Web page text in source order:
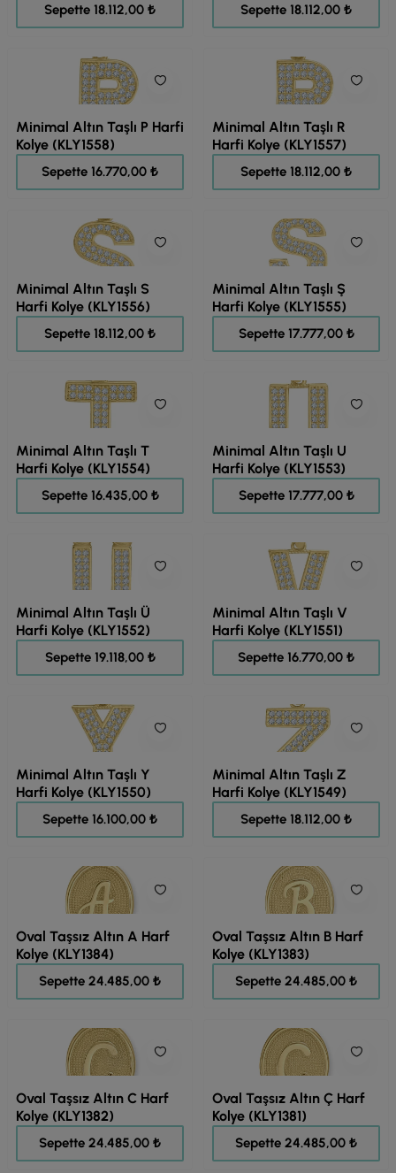
Sepette 18.112,00 ₺ Sepette 18.112,00 ₺
Minimal Altın Taşlı P Harfi
Kolye (KLY1558)
Sepette 16.770,00 ₺
Minimal Altın Taşlı R
Harfi Kolye (KLY1557)
Sepette 18.112,00 ₺
Minimal Altın Taşlı S
Harfi Kolye (KLY1556)
Sepette 18.112,00 ₺
Minimal Altın Taşlı Ş
Harfi Kolye (KLY1555)
Sepette 17.777,00 ₺
Minimal Altın Taşlı T
Harfi Kolye (KLY1554)
Sepette 16.435,00 ₺
Minimal Altın Taşlı U
Harfi Kolye (KLY1553)
Sepette 17.777,00 ₺
Minimal Altın Taşlı Ü
Harfi Kolye (KLY1552)
Sepette 19.118,00 ₺
Minimal Altın Taşlı V
Harfi Kolye (KLY1551)
Sepette 16.770,00 ₺
Minimal Altın Taşlı Y
Harfi Kolye (KLY1550)
Sepette 16.100,00 ₺
Minimal Altın Taşlı Z
Harfi Kolye (KLY1549)
Sepette 18.112,00 ₺
Oval Taşsız Altın A Harf
Kolye (KLY1384)
Sepette 24.485,00 ₺
Oval Taşsız Altın B Harf
Kolye (KLY1383)
Sepette 24.485,00 ₺
Oval Taşsız Altın C Harf
Kolye (KLY1382)
Sepette 24.485,00 ₺
Oval Taşsız Altın Ç Harf
Kolye (KLY1381)
Sepette 24.485,00 ₺